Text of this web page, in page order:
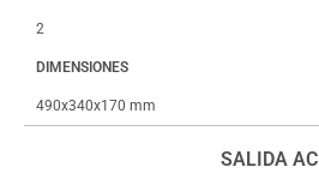
2
DIMENSIONES
490x340x170 mm
SALIDA AC